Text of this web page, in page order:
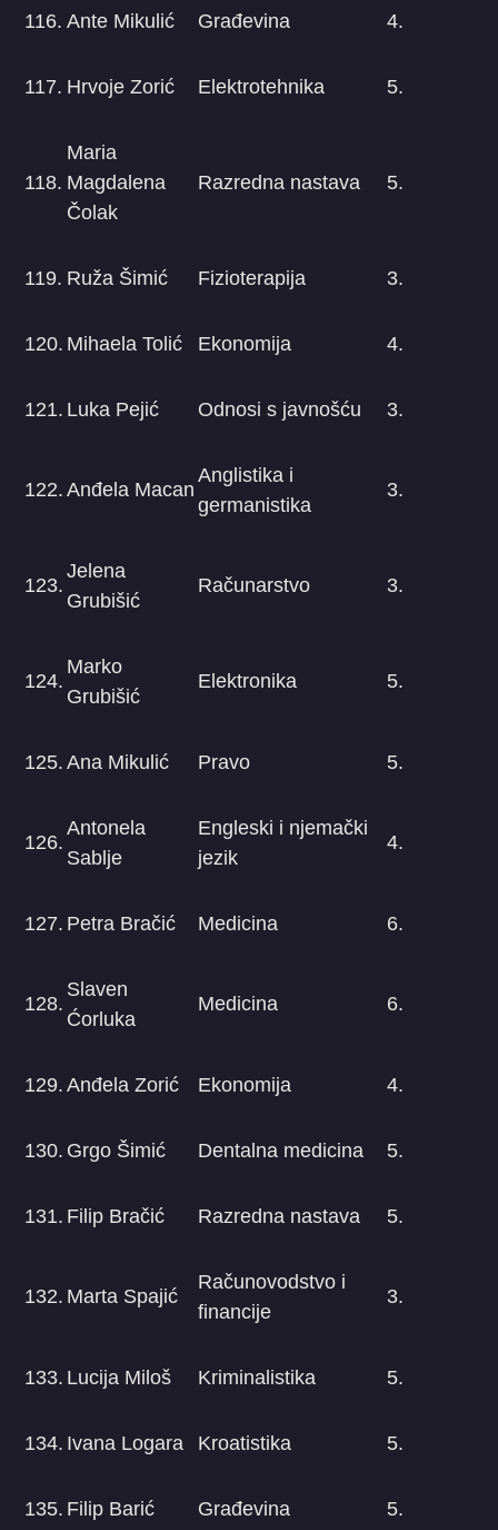
116. Ante Mikulić Građevina 4.
117. Hrvoje Zorić Elektrotehnika 5.
118.
Maria
Magdalena
Čolak
Razredna nastava 5.
119. Ruža Šimić Fizioterapija 3.
120. Mihaela Tolić Ekonomija 4.
121. Luka Pejić Odnosi s javnošću 3.
122. Anđela Macan
Anglistika i
germanistika
3.
123.
Jelena
Grubišić
Računarstvo 3.
124.
Marko
Grubišić
Elektronika 5.
125. Ana Mikulić Pravo 5.
126.
Antonela
Sablje
Engleski i njemački
jezik
4.
127. Petra Bračić Medicina 6.
128.
Slaven
Ćorluka
Medicina 6.
129. Anđela Zorić Ekonomija 4.
130. Grgo Šimić Dentalna medicina 5.
131. Filip Bračić Razredna nastava 5.
132. Marta Spajić
Računovodstvo i
financije
3.
133. Lucija Miloš Kriminalistika 5.
134. Ivana Logara Kroatistika 5.
135. Filip Barić Građevina 5.